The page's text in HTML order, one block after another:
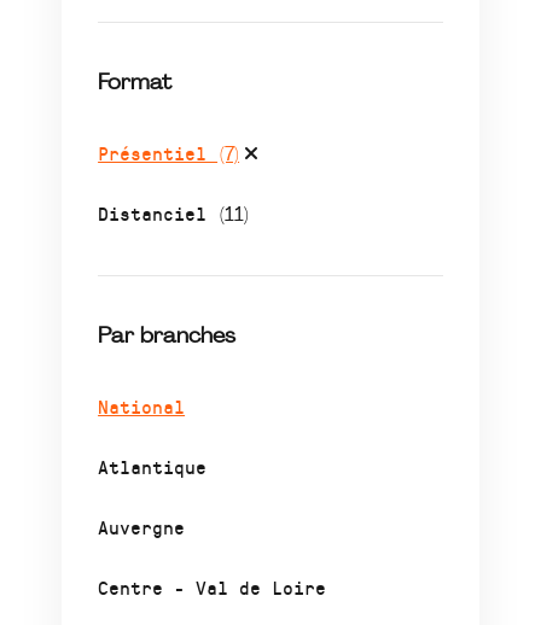
Format
Présentiel (7)
Distanciel (11)
Par branches
National
Atlantique
Auvergne
Centre - Val de Loire